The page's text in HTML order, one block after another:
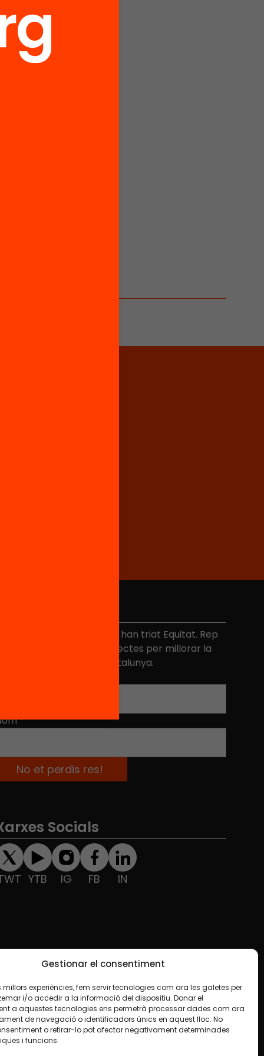
Gestionar el consentiment
millors experiències, fem servir tecnologies com ara les galetes per
i/o accedir a la informació del dispositiu. Donar el
a aquestes tecnologies ens permetrà processar dades com ara
de navegació o identificadors únics en aquest lloc. No
o retirar-lo pot afectar negativament determinades
i funcions.
de 40.000 persones ja han triat Equitat. Rep
propostes i projectes per millorar la
de l'educació a Catalunya.
*
Socials
YTB IG FB IN